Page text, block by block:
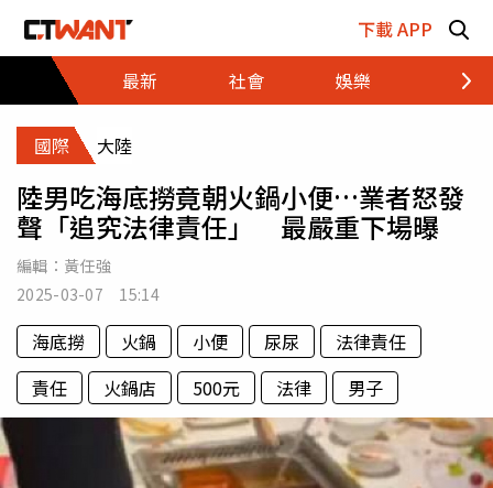
下載 APP
最新
社會 娛樂 財經
國際 大陸
陸男吃海底撈竟朝火鍋小便…業者怒發
聲「追究法律責任」 最嚴重下場曝
編輯： 黃任強
2025-03-07 15:14
海底撈 火鍋 小便 尿尿
法律責任
責任
火鍋店 500元 法律 男子